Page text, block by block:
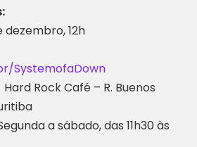
dezembro, 12h
SystemofaDown
Hard Rock Café – R. Buenos
a sábado, das 11h30 às